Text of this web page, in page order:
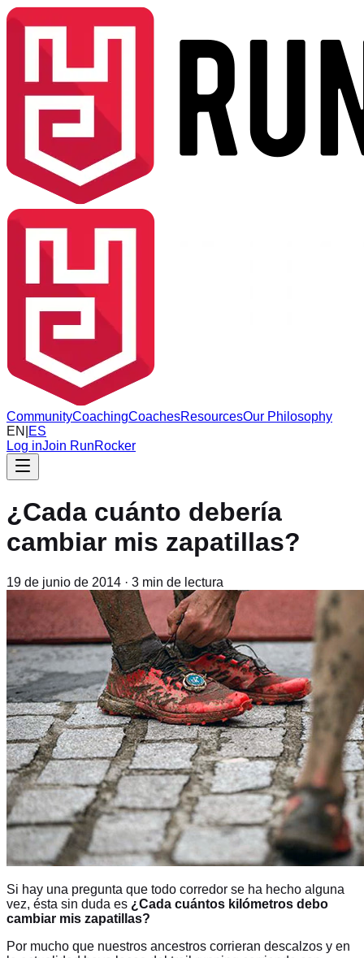
CommunityCoachingCoachesResourcesOur Philosophy
EN ES
Log inJoin RunRocker
¿Cada cuánto debería
cambiar mis zapatillas?
19 de junio de 2014 · 3 min de lectura
Si hay una pregunta que todo corredor se ha hecho alguna
vez, ésta sin duda es ¿Cada cuántos kilómetros debo
cambiar mis zapatillas?
Por mucho que nuestros ancestros corrieran descalzos y en